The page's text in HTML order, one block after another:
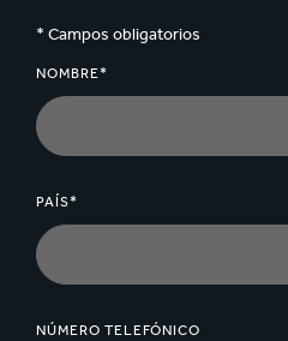
Supercalandrado: 2,5 + 3
* Campos obligatorios
NOMBRE*
PAÍS*
NÚMERO TELEFÓNICO